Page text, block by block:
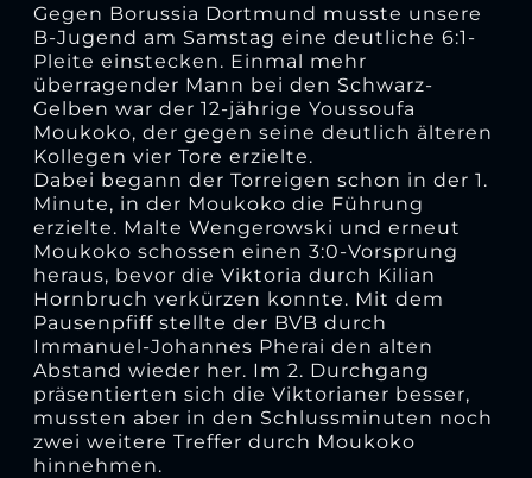
Gegen Borussia Dortmund musste unsere
B-Jugend am Samstag eine deutliche 6:1-
Pleite einstecken. Einmal mehr
überragender Mann bei den Schwarz-
Gelben war der 12-jährige Youssoufa
Moukoko, der gegen seine deutlich älteren
Kollegen vier Tore erzielte.
Dabei begann der Torreigen schon in der 1.
Minute, in der Moukoko die Führung
erzielte. Malte Wengerowski und erneut
Moukoko schossen einen 3:0-Vorsprung
heraus, bevor die Viktoria durch Kilian
Hornbruch verkürzen konnte. Mit dem
Pausenpfiff stellte der BVB durch
Immanuel-Johannes Pherai den alten
Abstand wieder her. Im 2. Durchgang
präsentierten sich die Viktorianer besser,
mussten aber in den Schlussminuten noch
zwei weitere Treffer durch Moukoko
hinnehmen.